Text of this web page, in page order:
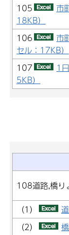
105
市
18KB）
106
市
セル：17KB）
107
1
5KB）
108道路,橋り
（1）
（2）